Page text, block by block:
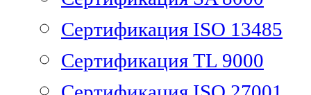
Сертификация ISO 13485
Сертификация TL 9000